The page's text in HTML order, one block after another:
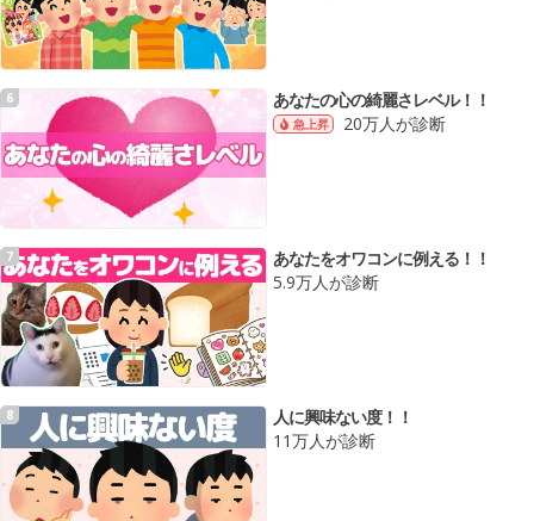
6 あなたの心の綺麗さレベル！！
急上昇 20万人が診断
7
あなたをオワコンに例える！！
5.9万人が診断
8
人に興味ない度！！
11万人が診断